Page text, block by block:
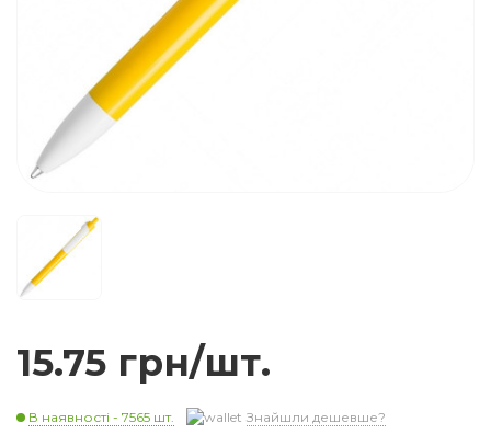
15.75 грн/шт.
В наявності - 7565 шт. Знайшли дешевше?